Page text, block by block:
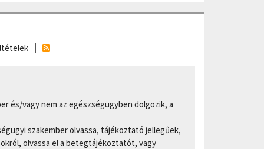
és/vagy nem az egészségügyben dolgozik, a
szakember olvassa, tájékoztató jellegűek,
olvassa el a betegtájékoztatót, vagy